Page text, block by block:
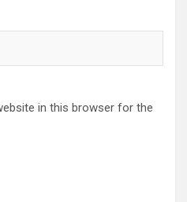
in this browser for the